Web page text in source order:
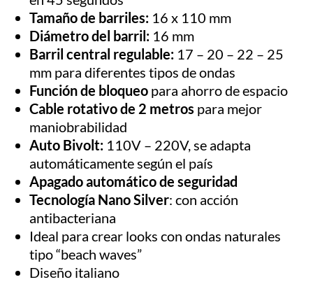
Tamaño de barriles:16 x 110 mm
Diámetro del barril:16 mm
Barril central regulable:17 – 20 – 22 – 25
mm para diferentes tipos de ondas
Función de bloqueopara ahorro de espacio
Cable rotativo de 2 metros para mejor
maniobrabilidad
Auto Bivolt:110V – 220V, se adapta
automáticamente según el país
Apagado automático de seguridad
Tecnología Nano Silver: con acción
antibacteriana
Ideal para crear looks con ondas naturales
tipo “beach waves”
Diseño italiano